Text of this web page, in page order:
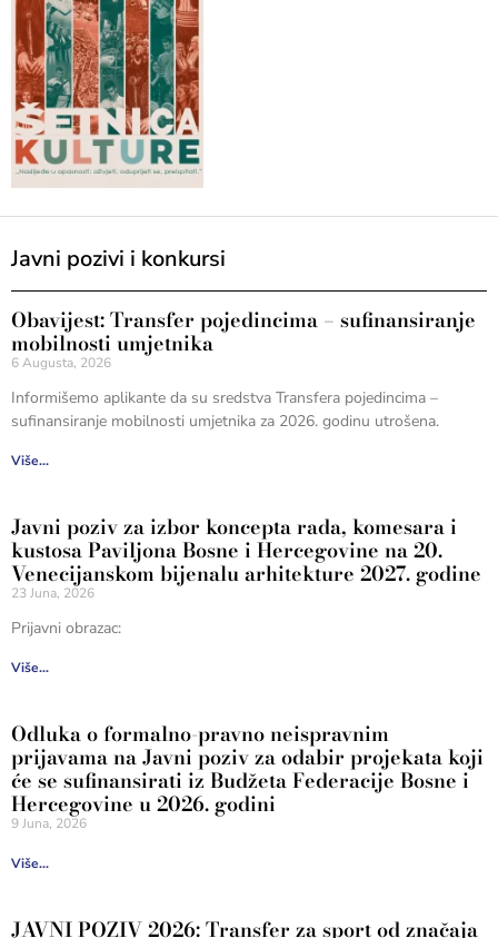
Javni pozivi i konkursi
Obavijest: Transfer pojedincima – sufinansiranje
mobilnosti umjetnika
6 Augusta, 2026
Informišemo aplikante da su sredstva Transfera pojedincima –
sufinansiranje mobilnosti umjetnika za 2026. godinu utrošena.
Više...
Javni poziv za izbor koncepta rada, komesara i
kustosa Paviljona Bosne i Hercegovine na 20.
Venecijanskom bijenalu arhitekture 2027. godine
23 Juna, 2026
Prijavni obrazac:
Više...
Odluka o formalno-pravno neispravnim
prijavama na Javni poziv za odabir projekata koji
će se sufinansirati iz Budžeta Federacije Bosne i
Hercegovine u 2026. godini
9 Juna, 2026
Više...
JAVNI POZIV 2026: Transfer za sport od značaja